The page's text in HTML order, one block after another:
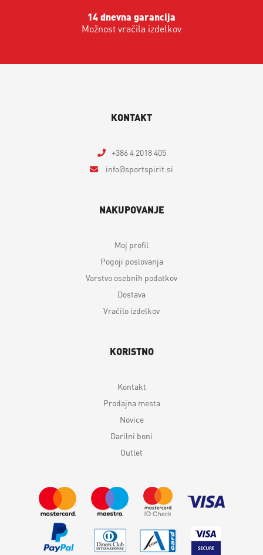
14 dnevna garancija
Možnost vračila izdelkov
KONTAKT
+386 4 2018 405
info
sportspirit.si
NAKUPOVANJE
Moj profil
Pogoji poslovanja
Varstvo osebnih podatkov
Dostava
Vračilo izdelkov
KORISTNO
Kontakt
Prodajna mesta
Novice
Darilni boni
Outlet